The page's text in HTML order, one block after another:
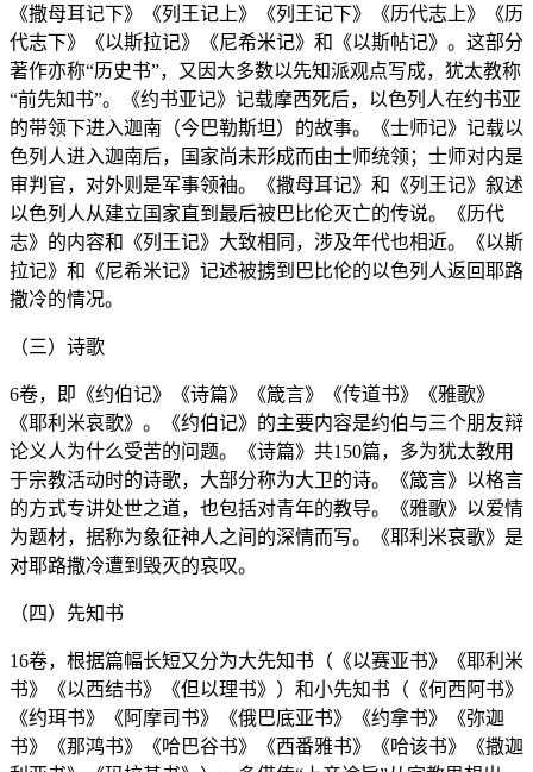
《撒母耳记下》《列王记上》《列王记下》《历代志上》《历
代志下》《以斯拉记》《尼希米记》和《以斯帖记》。这部分
著作亦称“历史书”，又因大多数以先知派观点写成，犹太教称
“前先知书”。《约书亚记》记载摩西死后，以色列人在约书亚
的带领下进入迦南（今巴勒斯坦）的故事。《士师记》记载以
色列人进入迦南后，国家尚未形成而由士师统领；士师对内是
审判官，对外则是军事领袖。《撒母耳记》和《列王记》叙述
以色列人从建立国家直到最后被巴比伦灭亡的传说。《历代
志》的内容和《列王记》大致相同，涉及年代也相近。《以斯
拉记》和《尼希米记》记述被掳到巴比伦的以色列人返回耶路
撒冷的情况。
（三）诗歌
6卷，即《约伯记》《诗篇》《箴言》《传道书》《雅歌》
《耶利米哀歌》。《约伯记》的主要内容是约伯与三个朋友辩
论义人为什么受苦的问题。《诗篇》共150篇，多为犹太教用
于宗教活动时的诗歌，大部分称为大卫的诗。《箴言》以格言
的方式专讲处世之道，也包括对青年的教导。《雅歌》以爱情
为题材，据称为象征神人之间的深情而写。《耶利米哀歌》是
对耶路撒冷遭到毁灭的哀叹。
（四）先知书
16卷，根据篇幅长短又分为大先知书（《以赛亚书》《耶利米
书》《以西结书》《但以理书》）和小先知书（《何西阿书》
《约珥书》《阿摩司书》《俄巴底亚书》《约拿书》《弥迦
书》《那鸿书》《哈巴谷书》《西番雅书》《哈该书》《撒迦